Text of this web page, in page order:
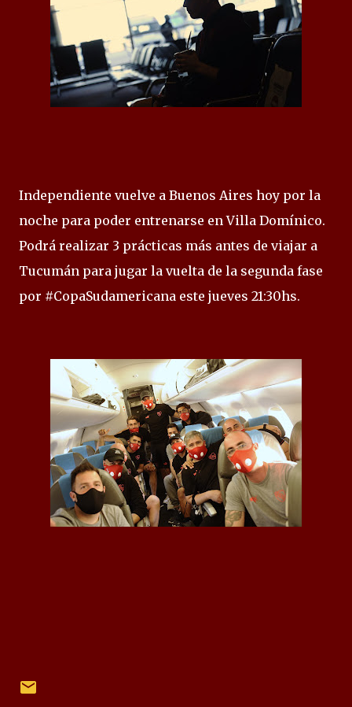
Independiente vuelve a Buenos Aires hoy por la
noche para poder entrenarse en Villa Domínico.
Podrá realizar 3 prácticas más antes de viajar a
Tucumán para jugar la vuelta de la segunda fase
por #CopaSudamericana este jueves 21:30hs.